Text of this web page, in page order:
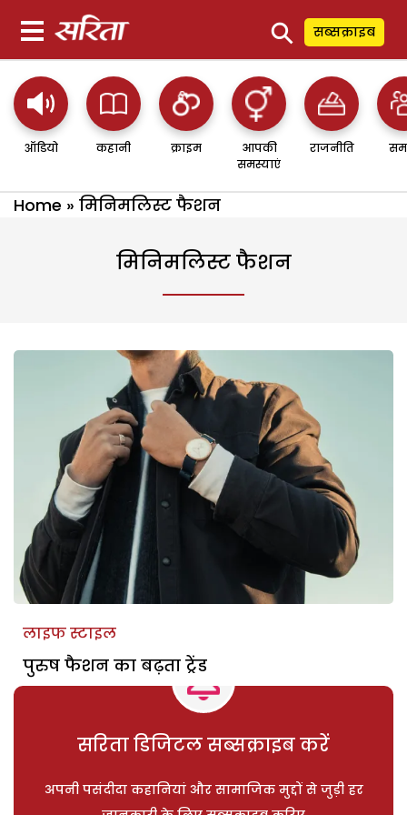
⚲ सब्सक्राइब
ऑडियो कहानी क्राइम
आपकी
समस्याएं
राजनीति
Home » मिनिमलिस्ट फैशन
मिनिमलिस्ट फैशन
लाइफ स्टाइल
पुरुष फैशन का बढ़ता ट्रेंड
सरिता डिजिटल सब्सक्राइब करें
अपनी पसंदीदा कहानियां और सामाजिक मुद्दों से जुड़ी हर